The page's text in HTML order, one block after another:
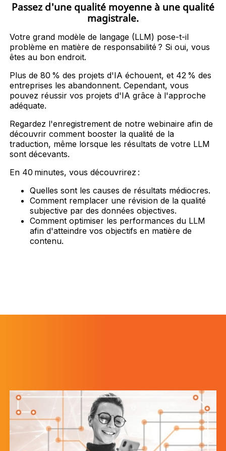
Passez d'une qualité moyenne à une qualité
magistrale.
Votre grand modèle de langage (LLM) pose-t-il
problème en matière de responsabilité ? Si oui, vous
êtes au bon endroit.
Plus de 80 % des projets d'IA échouent, et 42 % des
entreprises les abandonnent. Cependant, vous
pouvez réussir vos projets d'IA grâce à l'approche
adéquate.
Regardez l'enregistrement de notre webinaire afin de
découvrir comment booster la qualité de la
traduction, même lorsque les résultats de votre LLM
sont décevants.
En 40 minutes, vous découvrirez :
Quelles sont les causes de résultats médiocres.
Comment remplacer une révision de la qualité
subjective par des données objectives.
Comment optimiser les performances du LLM
afin d'atteindre vos objectifs en matière de
contenu.